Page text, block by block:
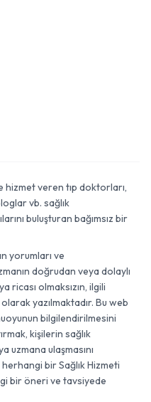
veren tıp doktorları,
vb. sağlık
buluşturan bağımsız bir
yorumları ve
doğrudan veya dolaylı
ricası olmaksızın, ilgili
yazılmaktadır. Bu web
bilgilendirilmesini
kişilerin sağlık
uzmana ulaşmasını
herhangi bir Sağlık Hizmeti
bir öneri ve tavsiyede